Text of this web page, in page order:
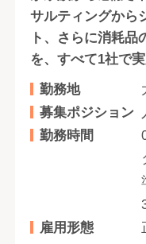
サルティングから
ト、さらに消耗品
を、すべて1社で
勤務地
募集ポジション
勤務時間
雇用形態